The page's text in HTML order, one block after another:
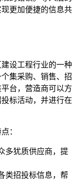
更加便捷的信息共
设工程行业的一种
集采购、销售、招
台，营造商可以方
标活动，并进行在
：
多犹质供应商，提
类招投标信息，帮